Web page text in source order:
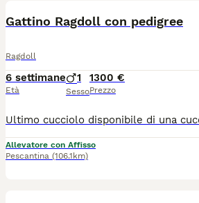
Gattino Ragdoll con pedigree
Ragdoll
6 settimane
Età
1
Sesso
1300 €
Prezzo
Allevatore con Affisso
Pescantina (106.1km)